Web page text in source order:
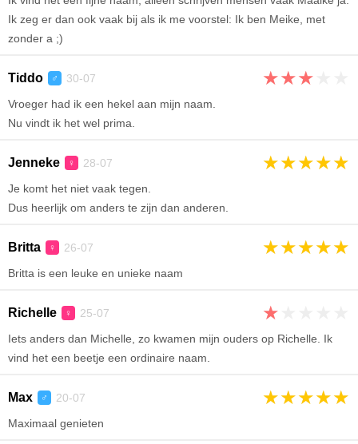
Ik zeg er dan ook vaak bij als ik me voorstel: Ik ben Meike, met
zonder a ;)
Tiddo ♂ 30-07 ★★★
Vroeger had ik een hekel aan mijn naam.
Nu vindt ik het wel prima.
Jenneke ♀ 28-07 ★★★★★
Je komt het niet vaak tegen.
Dus heerlijk om anders te zijn dan anderen.
Britta ♀ 26-07 ★★★★★
Britta is een leuke en unieke naam
Richelle ♀ 25-07 ★
Iets anders dan Michelle, zo kwamen mijn ouders op Richelle. Ik
vind het een beetje een ordinaire naam.
Max ♂ 20-07 ★★★★★
Maximaal genieten